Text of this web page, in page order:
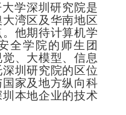
学深圳研究院是
湾区及华南地区
他期待计算机学
全学院的师生团
、大模型、信息
圳研究院的区位
家及地方纵向科
本地企业的技术